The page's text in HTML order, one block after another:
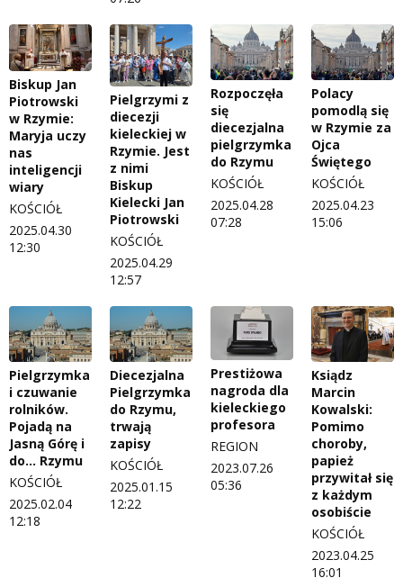
Biskup Jan
Piotrowski
w Rzymie:
Maryja uczy
nas
inteligencji
wiary
KOŚCIÓŁ
2025.04.30
12:30
Pielgrzymi z
diecezji
kieleckiej w
Rzymie. Jest
z nimi
Biskup
Kielecki Jan
Piotrowski
KOŚCIÓŁ
2025.04.29
12:57
Rozpoczęła
się
diecezjalna
pielgrzymka
do Rzymu
KOŚCIÓŁ
2025.04.28
07:28
Polacy
pomodlą się
w Rzymie za
Ojca
Świętego
KOŚCIÓŁ
2025.04.23
15:06
Pielgrzymka
i czuwanie
rolników.
Pojadą na
Jasną Górę i
do… Rzymu
KOŚCIÓŁ
2025.02.04
12:18
Diecezjalna
Pielgrzymka
do Rzymu,
trwają
zapisy
KOŚCIÓŁ
2025.01.15
12:22
Prestiżowa
nagroda dla
kieleckiego
profesora
REGION
2023.07.26
05:36
Ksiądz
Marcin
Kowalski:
Pomimo
choroby,
papież
przywitał się
z każdym
osobiście
KOŚCIÓŁ
2023.04.25
16:01